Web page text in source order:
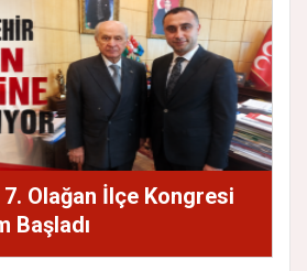
Olağan İlçe Kongresi
Başladı